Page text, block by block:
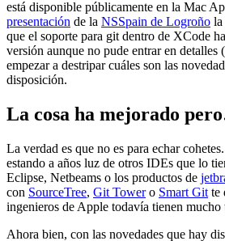
está disponible públicamente en la Mac
presentación de la NSSpain de Logroño la
que el soporte para git dentro de XCode
versión aunque no pude entrar en
empezar a destripar cuáles son las
disposición.
La cosa ha mejorado
La verdad es que no es para echar
estando a años luz de otros IDEs que lo
Eclipse, Netbeams o los productos de
con SourceTree, Git Towero Smart Git te
ingenieros de Apple todavía tienen mucho
Ahora bien, con las novedades que hay